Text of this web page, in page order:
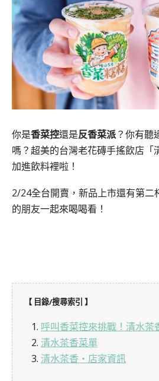
你是香菜控還是反香菜派？你有聽
嗎？超美的台灣老花磚手搖飲店「
加進飲料裡啦！
2/24全台開賣，新品上市還有第二
的朋友一起來喝喝看！
【 目錄/搜尋索引 】
1. 呼叫香菜控來挑戰！清水茶
2. 清水茶香菜單
3. 清水茶香・店家資訊